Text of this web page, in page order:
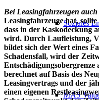
Soziales
MAS
Bei Leasingfahrzeugen
Leasingfahrzeuge hat,
dass in der Kaskodeckung
wird. Durch Laufleistung,
bildet sich der Wert eines
Schadensfall, wird der
Entschädigungsobergrenze
berechnet auf Basis des
Leasingvertrags und der
einen eigenen